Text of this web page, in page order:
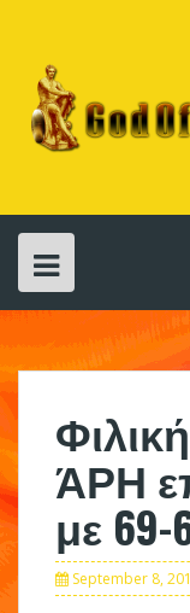
content
ΆΡΗ
με 69-
September 8,